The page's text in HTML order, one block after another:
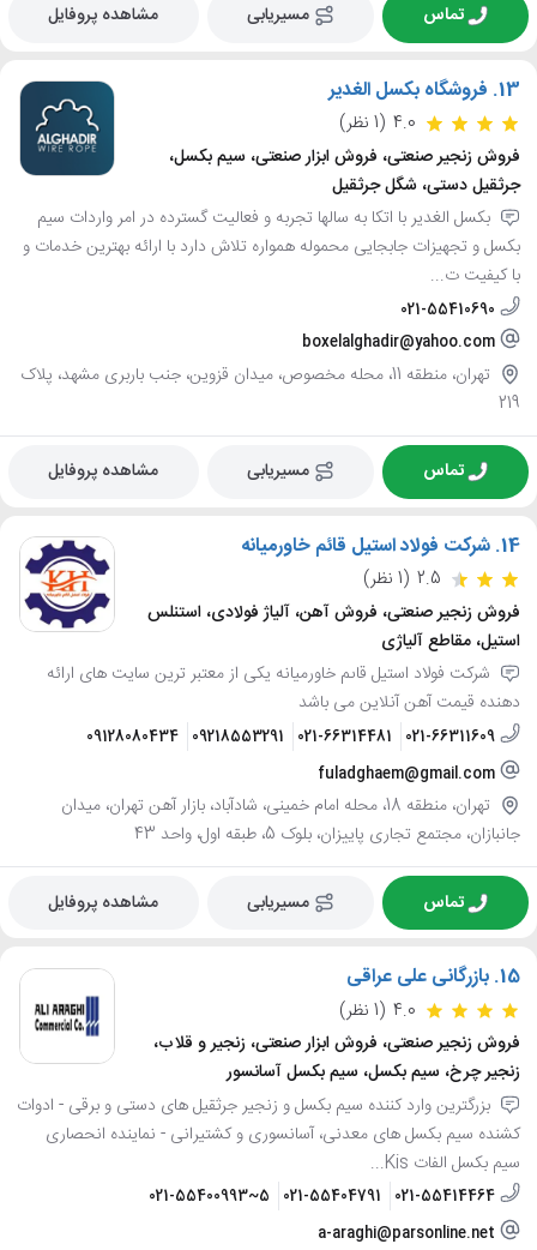
تماس مسیریابی مشاهده پروفایل
13. فروشگاه بکسل الغدیر
4.0 (1 نظر)
فروش زنجیر صنعتی، فروش ابزار صنعتی، سیم بکسل،
جرثقیل دستی، شگل جرثقیل
بکسل الغدیر با اتکا به سالها تجربه و فعالیت گسترده در امر واردات سیم
بکسل و تجهیزات جابجایی محموله همواره تلاش دارد با ارائه بهترین خدمات و
با کیفیت ت...
021-55410690
boxelalghadir@yahoo.com
تهران، منطقه 11، محله مخصوص، میدان قزوین، جنب باربری مشهد، پلاک
219
تماس مسیریابی مشاهده پروفایل
14. شرکت فولاد استیل قائم خاورمیانه
2.5 (1 نظر)
فروش زنجیر صنعتی، فروش آهن، آلیاژ فولادی، استنلس
استیل، مقاطع آلیاژی
شرکت فولاد استیل قاىم خاورمیانه یکی از معتبر ترین سایت های ارائه
دهنده قیمت آهن آنلاین می باشد
021-66311609
021-66314481
09218553291
09128080434
fuladghaem@gmail.com
تهران، منطقه 18، محله امام خمینی، شادآباد، بازار آهن تهران، میدان
جانبازان، مجتمع تجاری پاییزان، بلوک 5، طبقه اول، واحد 43
تماس مسیریابی مشاهده پروفایل
15. بازرگانی علی عراقی
4.0 (1 نظر)
فروش زنجیر صنعتی، فروش ابزار صنعتی، زنجیر و قلاب،
زنجیر چرخ، سیم بکسل، سیم بکسل آسانسور
بزرگترین وارد کننده سیم بکسل و زنجیر جرثقیل های دستی و برقی - ادوات
کشنده سیم بکسل های معدنی، آسانسوری و کشتیرانی - نماینده انحصاری
سیم بکسل الفات Kis...
021-55414464
021-55404791
021-55400993~5
a-araghi@parsonline.net